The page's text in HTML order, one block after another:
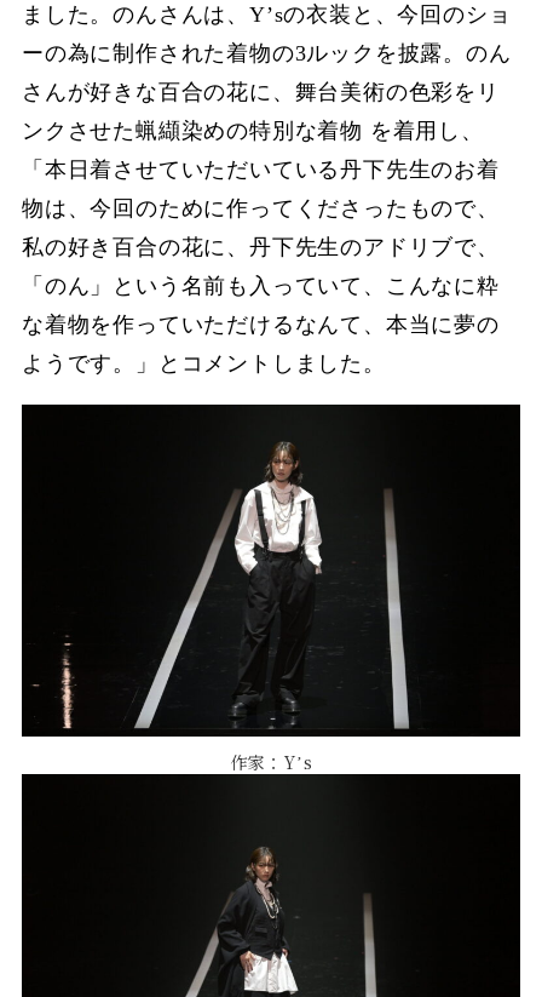
ました。のんさんは、Yʼsの⾐装と、今回のショ
ーの為に制作された着物の3ルックを披露。のん
さんが好きな百合の花に、舞台美術の⾊彩をリ
ンクさせた蝋纈染めの特別な着物 を着⽤し、
「本⽇着させていただいている丹下先⽣のお着
物は、今回のために作ってくださったもので、
私の好き百合の花に、丹下先⽣のアドリブで、
「のん」という名前も⼊っていて、こんなに粋
な着物を作っていただけるなんて、本当に夢の
ようです。」とコメントしました。
作家：Yʼs